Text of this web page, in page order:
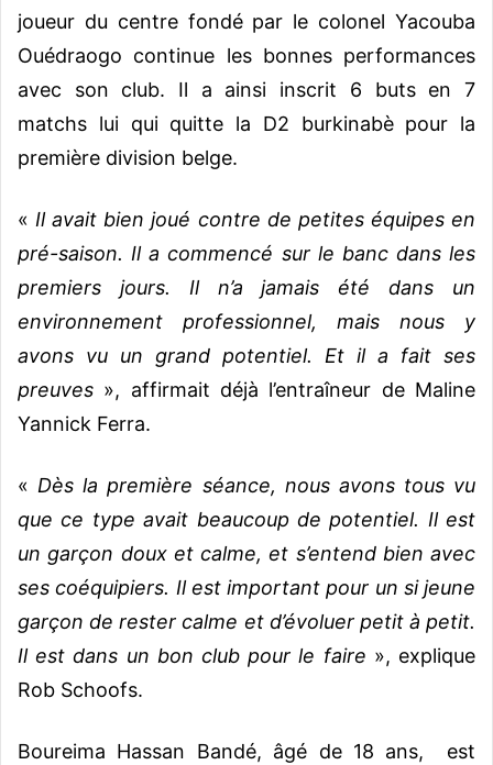
joueur du centre fondé par le colonel Yacouba
Ouédraogo continue les bonnes performances
avec son club. Il a ainsi inscrit 6 buts en 7
matchs lui qui quitte la D2 burkinabè pour la
première division belge.
« Il avait bien joué contre de petites équipes en
pré-saison. Il a commencé sur le banc dans les
premiers jours. Il n’a jamais été dans un
environnement professionnel, mais nous y
avons vu un grand potentiel. Et il a fait ses
preuves », affirmait déjà l’entraîneur de Maline
Yannick Ferra.
« Dès la première séance, nous avons tous vu
que ce type avait beaucoup de potentiel. Il est
un garçon doux et calme, et s’entend bien avec
ses coéquipiers. Il est important pour un si jeune
garçon de rester calme et d’évoluer petit à petit.
Il est dans un bon club pour le faire », explique
Rob Schoofs.
Boureima Hassan Bandé, âgé de 18 ans, est